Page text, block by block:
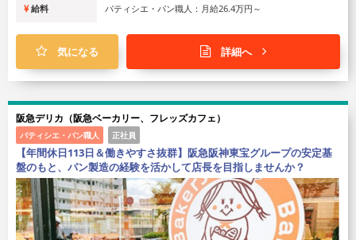
給料 パティシエ・パン職人：月給26.4万円～
気になる 詳細へ
阪急デリカ（阪急ベーカリー、フレッズカフェ）
パティシエ・パン職人 正社員
【年間休日113日＆働きやすさ抜群】阪急阪神東宝グループの安定基
盤のもと、パン製造の経験を活かして店長を目指しませんか？